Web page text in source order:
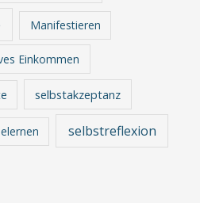
Manifestieren
Einkommen
selbstakzeptanz
selbstreflexion